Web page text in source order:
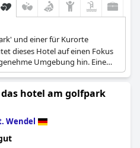
und einer für Kurorte
dieses Hotel auf einen Fokus
Umgebung hin. Eine
für einen romantischen
das hotel am golfpark
Wendel